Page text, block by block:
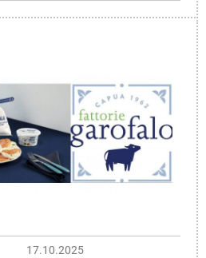
17.10.2025